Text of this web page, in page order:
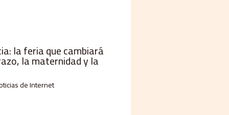
la feria que cambiará
la maternidad y la
de Internet